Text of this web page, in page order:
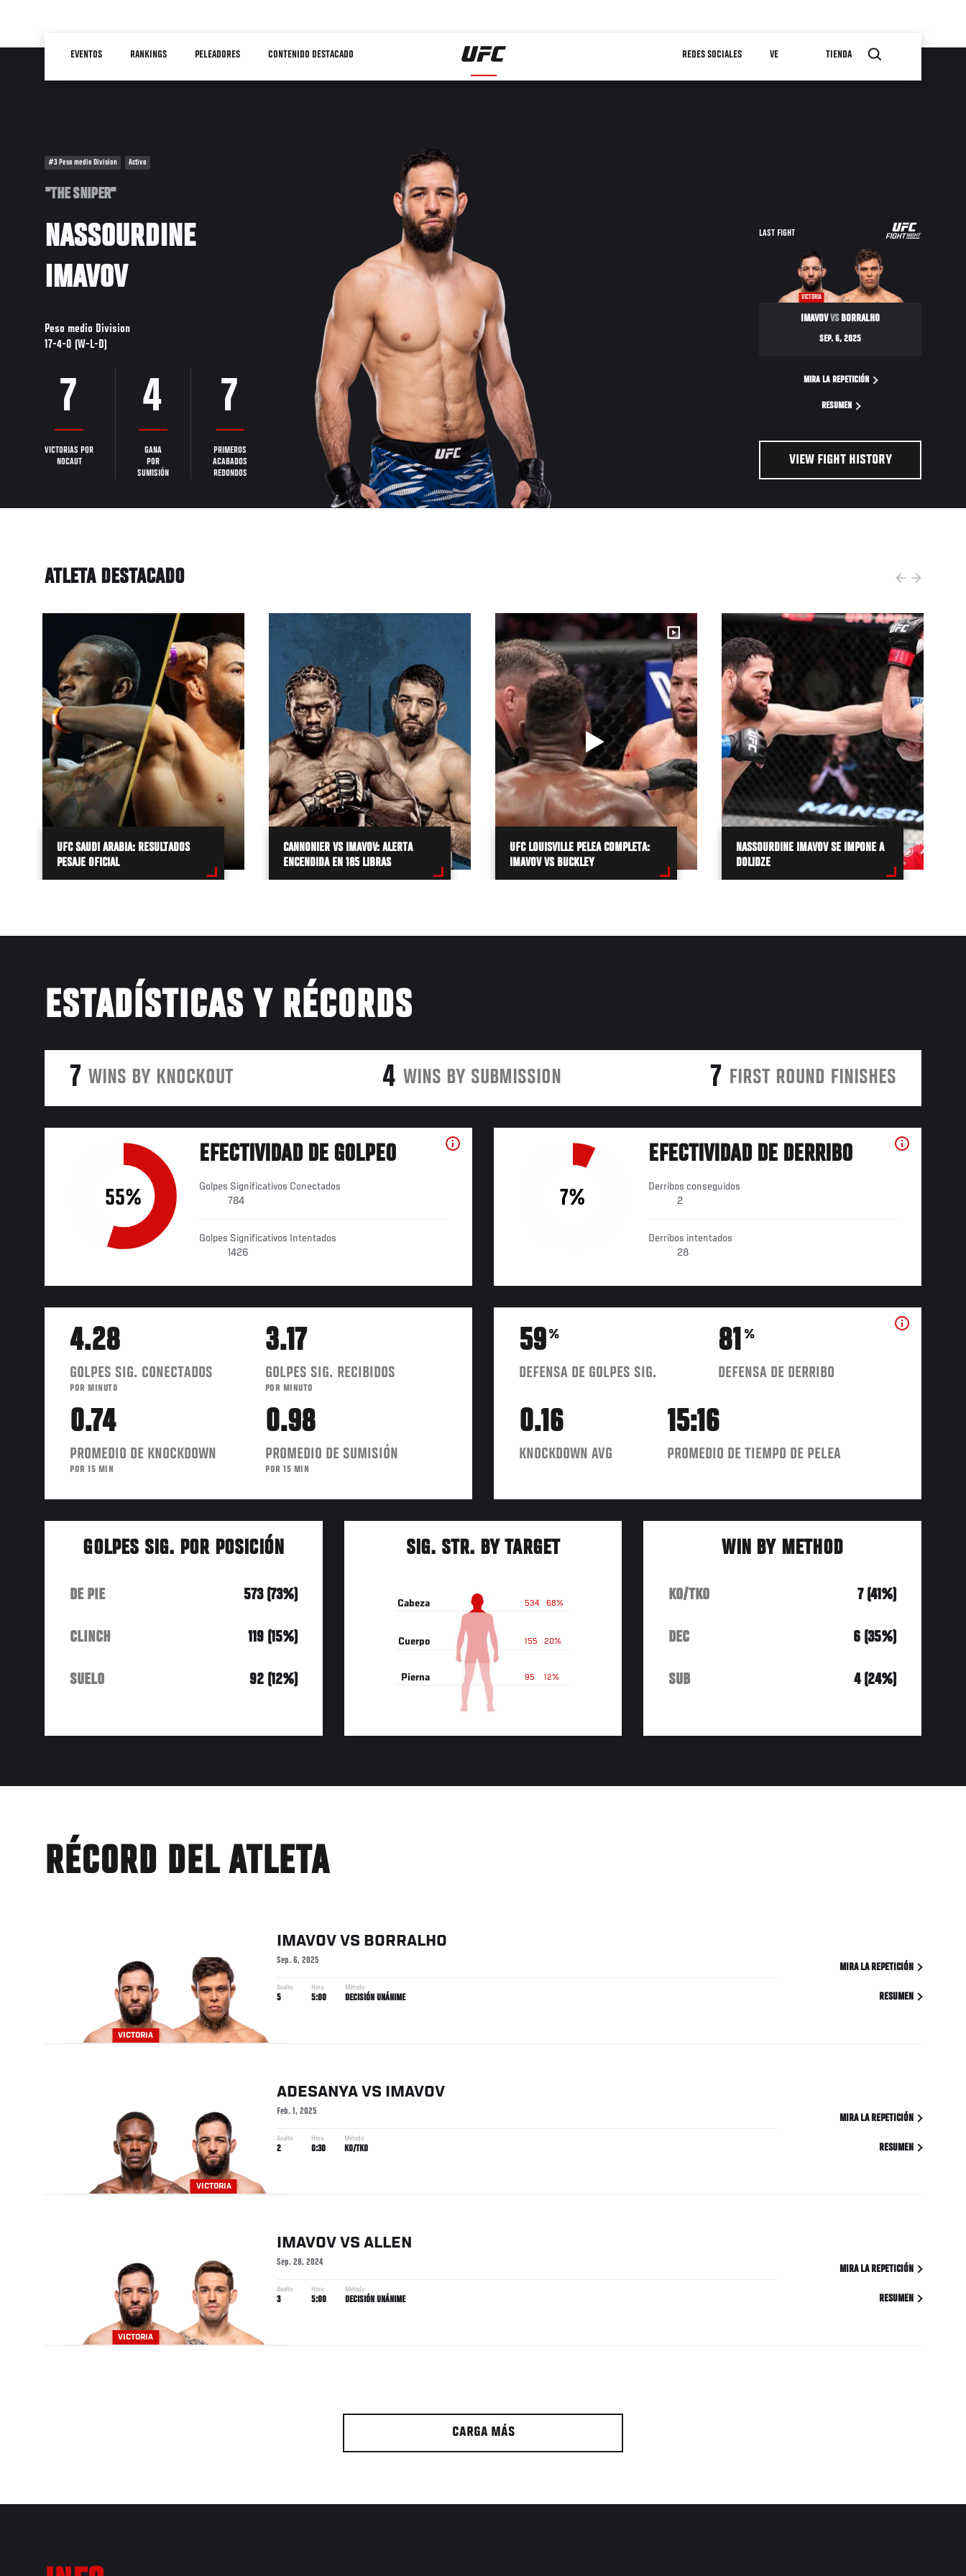
navigation
EVENTOS RANKINGS PELEADORES CONTENIDO DESTACADO REDES SOCIALES VE TIENDA
#3 Peso medio Division Activo
"THE SNIPER"
NASSOURDINE
IMAVOV
Peso medio Division
17-4-0 (W-L-D)
7
VICTORIAS POR
NOCAUT
4
GANA
POR
SUMISIÓN
7
PRIMEROS
ACABADOS
REDONDOS
LAST FIGHT
VICTORIA
IMAVOVVSBORRALHO
SEP. 6, 2025
MIRA LA REPETICIÓN
RESUMEN
VIEW FIGHT HISTORY
ATLETA DESTACADO
UFC SAUDI ARABIA: RESULTADOS
PESAJE OFICIAL
CANNONIER VS IMAVOV: ALERTA
ENCENDIDA EN 185 LIBRAS
UFC LOUISVILLE PELEA COMPLETA:
IMAVOV VS BUCKLEY
NASSOURDINE IMAVOV SE IMPONE A
DOLIDZE
ESTADÍSTICAS Y RÉCORDS
7 WINS BY KNOCKOUT 4 WINS BY SUBMISSION 7 FIRST ROUND FINISHES
55%
EFECTIVIDAD DE GOLPEO
Golpes Significativos Conectados
784
Golpes Significativos Intentados
1426
7%
EFECTIVIDAD DE DERRIBO
Derribos conseguidos
2
Derribos intentados
28
4.28
GOLPES SIG. CONECTADOS
POR MINUTO
3.17
GOLPES SIG. RECIBIDOS
POR MINUTO
0.74
PROMEDIO DE KNOCKDOWN
POR 15 MIN
0.98
PROMEDIO DE SUMISIÓN
POR 15 MIN
59%
DEFENSA DE GOLPES SIG.
81 %
DEFENSA DE DERRIBO
0.16
KNOCKDOWN AVG
15:16
PROMEDIO DE TIEMPO DE PELEA
GOLPES SIG. POR POSICIÓN
DE PIE 573 (73%)
CLINCH 119 (15%)
SUELO 92 (12%)
SIG. STR. BY TARGET
68%
534
Cabeza
20%
155
Cuerpo
12%
95
Pierna
WIN BY METHOD
KO/TKO 7 (41%)
DEC 6 (35%)
SUB 4 (24%)
RÉCORD DEL ATLETA
VICTORIA
IMAVOV VS BORRALHO
Sep. 6, 2025
Asalto
5
Hora
5:00
Método
DECISIÓN UNÁNIME
MIRA LA REPETICIÓN
RESUMEN
VICTORIA
ADESANYA VS IMAVOV
Feb. 1, 2025
Asalto
2
Hora
0:30
Método
KO/TKO
MIRA LA REPETICIÓN
RESUMEN
VICTORIA
IMAVOV VS ALLEN
Sep. 28, 2024
Asalto
3
Hora
5:00
Método
DECISIÓN UNÁNIME
MIRA LA REPETICIÓN
RESUMEN
CARGA MÁS